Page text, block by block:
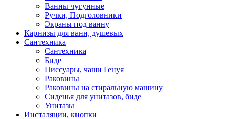
Ванны чугунные
Ручки, Подголовники
Экраны под ванну
Карнизы для ванн, душевых
Сантехника
Сантехника
Биде
Писсуары, чаши Генуя
Раковины
Раковины на стиральную машину
Сиденья для унитазов, биде
Унитазы
Инсталяции, кнопки